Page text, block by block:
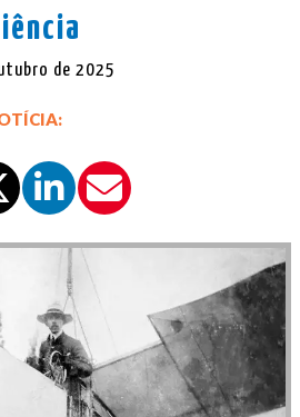
de 2025